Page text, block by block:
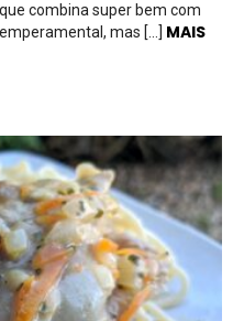
combina super bem com
mas […] MAIS